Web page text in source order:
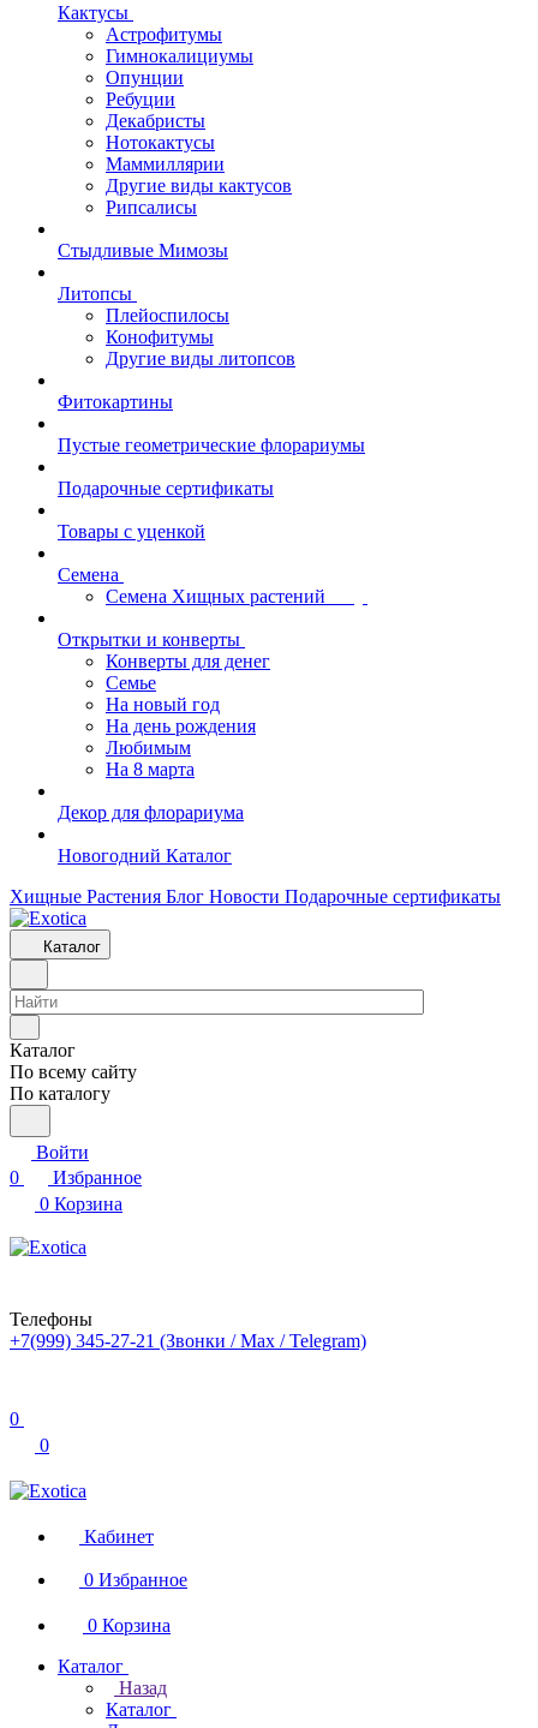
Кактусы
Астрофитумы
Гимнокалициумы
Опунции
Ребуции
Декабристы
Нотокактусы
Маммиллярии
Другие виды кактусов
Рипсалисы
Стыдливые Мимозы
Литопсы
Плейоспилосы
Конофитумы
Другие виды литопсов
Фитокартины
Пустые геометрические флорариумы
Подарочные сертификаты
Товары с уценкой
Семена
Семена Хищных растений
Открытки и конверты
Конверты для денег
Семье
На новый год
На день рождения
Любимым
На 8 марта
Декор для флорариума
Новогодний Каталог
Хищные Растения Блог Новости Подарочные сертификаты
Каталог
Каталог
По всему сайту
По каталогу
Войти
0
Избранное
0 Корзина
Телефоны
+7(999) 345-27-21 (Звонки / Max / Telegram)
0
0
Кабинет
0 Избранное
0 Корзина
Каталог
Назад
Каталог